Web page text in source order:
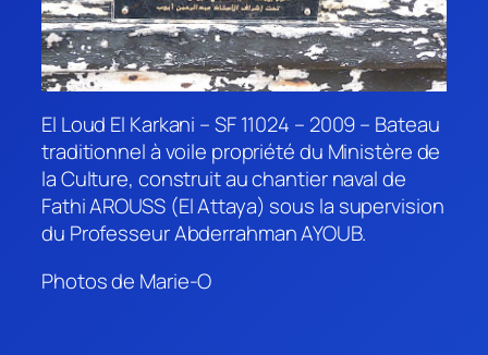
El Loud El Karkani – SF 11024 – 2009 – Bateau
traditionnel à voile propriété du Ministère de
la Culture, construit au chantier naval de
Fathi AROUSS (El Attaya) sous la supervision
du Professeur Abderrahman AYOUB.
Photos de Marie-O